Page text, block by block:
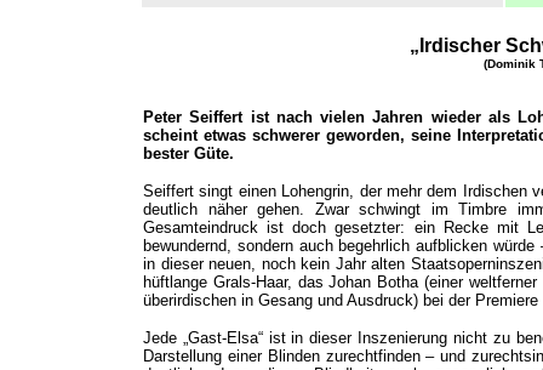
„ Irdischer
(Dominik
Peter Seiffert ist nach vielen Jahren wieder als
scheint etwas schwerer geworden, seine
bester Güte.
Seiffert singt einen Lohengrin, der mehr dem Irdischen
deutlich näher gehen. Zwar schwingt im Timbre
Gesamteindruck ist doch gesetzter: ein Recke mit
bewundernd, sondern auch begehrlich aufblicken
in dieser neuen, noch kein Jahr alten
hüftlange Grals-Haar, das Johan Botha (einer
überirdischen in Gesang und Ausdruck) bei der
Jede „Gast-Elsa“ ist in dieser Inszenierung nicht zu
Darstellung einer Blinden zurechtfinden – und